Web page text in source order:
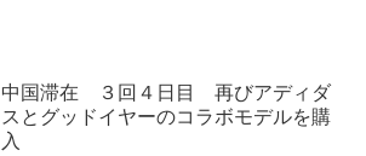
中国滞在 ３回４日目 再びアディダ
スとグッドイヤーのコラボモデルを購
入